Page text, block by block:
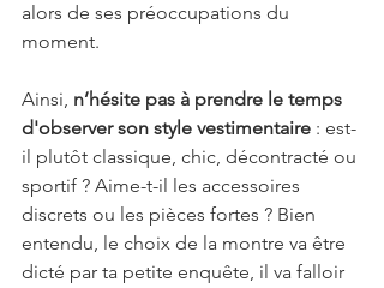
alors de ses préoccupations du
moment.
Ainsi, n’hésite pas à prendre le temps
d'observer son style vestimentaire : est-
il plutôt classique, chic, décontracté ou
sportif ? Aime-t-il les accessoires
discrets ou les pièces fortes ? Bien
entendu, le choix de la montre va être
dicté par ta petite enquête, il va falloir